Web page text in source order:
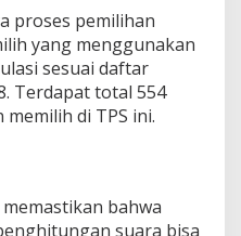
proses pemilihan
yang menggunakan
sesuai daftar
Terdapat total 554
di TPS ini.
bahwa
suara bisa